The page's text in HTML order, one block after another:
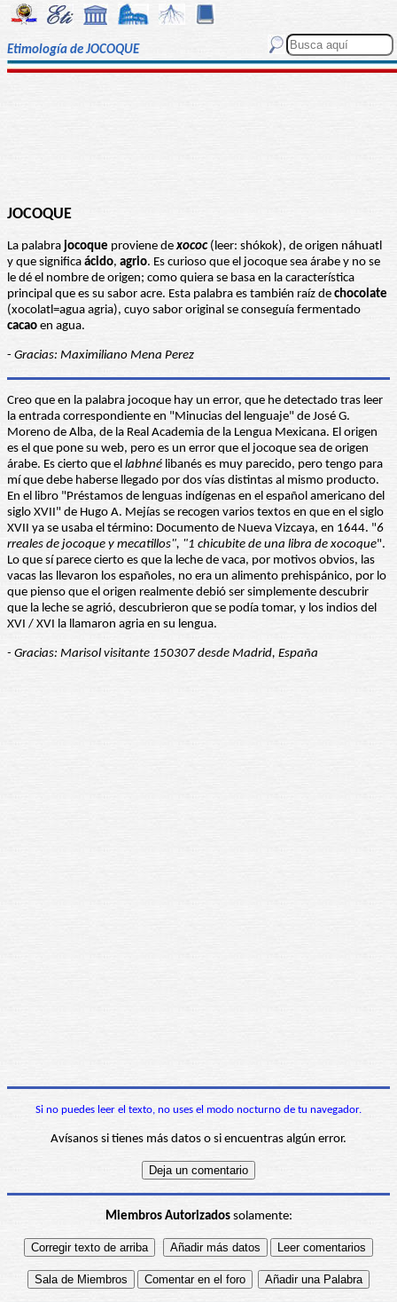
Etimología de JOCOQUE
JOCOQUE
La palabra jocoque proviene dexococ(leer: shókok), de origen náhuatl
y que significa ácido, agrio. Es curioso que el jocoque sea árabe y no se
le dé el nombre de origen; como quiera se basa en la característica
principal que es su sabor acre. Esta palabra es también raíz de chocolate
(xocolatl=agua agria), cuyo sabor original se conseguía fermentado
cacao en agua.
- Gracias: Maximiliano Mena Perez
Creo que en la palabra jocoque hay un error, que he detectado tras leer
la entrada correspondiente en "Minucias del lenguaje" de José G.
Moreno de Alba, de la Real Academia de la Lengua Mexicana. El origen
es el que pone su web, pero es un error que el jocoque sea de origen
árabe. Es cierto que el labhné libanés es muy parecido, pero tengo para
mí que debe haberse llegado por dos vías distintas al mismo producto.
En el libro "Préstamos de lenguas indígenas en el español americano del
siglo XVII" de Hugo A. Mejías se recogen varios textos en que en el siglo
XVII ya se usaba el término: Documento de Nueva Vizcaya, en 1644. "6
rreales de jocoque y mecatillos", "1 chicubite de una libra de xocoque".
Lo que sí parece cierto es que la leche de vaca, por motivos obvios, las
vacas las llevaron los españoles, no era un alimento prehispánico, por lo
que pienso que el origen realmente debió ser simplemente descubrir
que la leche se agrió, descubrieron que se podía tomar, y los indios del
XVI / XVI la llamaron agria en su lengua.
- Gracias: Marisol visitante 150307 desde Madrid, España
Si no puedes leer el texto, no uses el modo nocturno de tu navegador.
Avísanos si tienes más datos o si encuentras algún error.
Miembros Autorizadossolamente: